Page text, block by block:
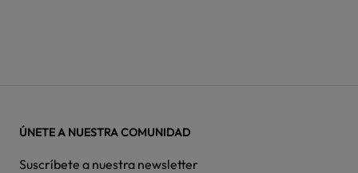
ÚNETE A NUESTRA COMUNIDAD
Suscríbete a nuestra newsletter